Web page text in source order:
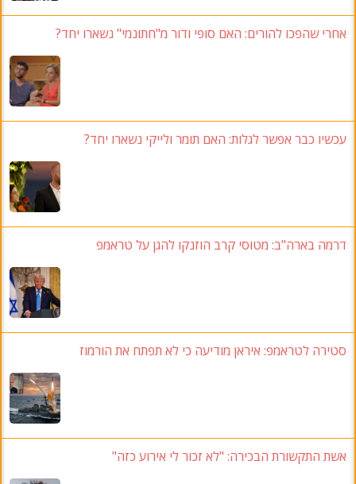
אחרי שהפכו להורים: האם סופי ודור מ"חתונמי" נשארו יחד?
עכשיו כבר אפשר לגלות: האם תומר ולייקי נשארו יחד?
דרמה בארה"ב: מטוסי קרב הוזנקו להגן על טראמפ
סטירה לטראמפ: איראן מודיעה כי לא תפתח את הורמוז
אשת התקשורת הבכירה: "לא זכור לי אירוע כזה"